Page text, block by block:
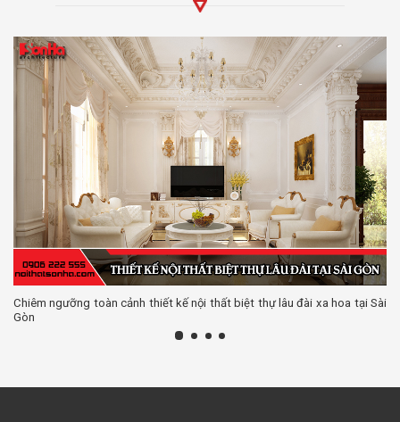
Chiêm ngưỡng toàn cảnh thiết kế nội thất biệt thự lâu đài xa hoa tại Sài
Gòn